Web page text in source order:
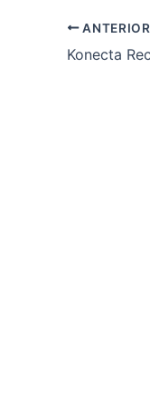
ANTERIOR